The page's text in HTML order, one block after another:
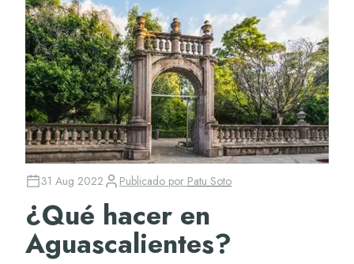
31 Aug 2022 Publicado por Patu Soto
¿Qué hacer en
Aguascalientes?